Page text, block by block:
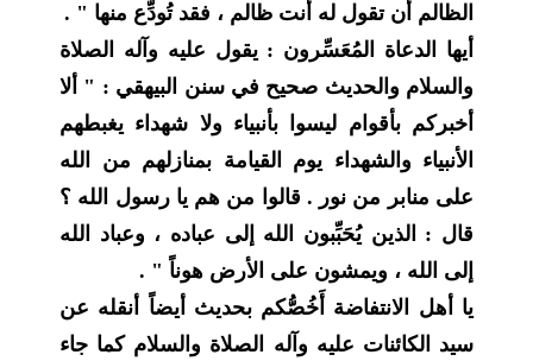
الظالم أن تقول له أنت ظالم ، فقد تُودِّع منها " .
أيها الدعاة المُعَسِّرون : يقول عليه وآله الصلاة
والسلام والحديث صحيح في سنن البيهقي : " ألا
أخبركم بأقوام ليسوا بأنبياء ولا شهداء يغبطهم
الأنبياء والشهداء يوم القيامة بمنازلهم من الله
على منابر من نور . قالوا من هم يا رسول الله ؟
قال : الذين يُحَبِّبون الله إلى عباده ، وعباد الله
إلى الله ، ويمشون على الأرض هوناً " .
يا أهل الانتفاضة أَخُصُّكم بحديث أيضاً أنقله عن
سيد الكائنات عليه وآله الصلاة والسلام كما جاء